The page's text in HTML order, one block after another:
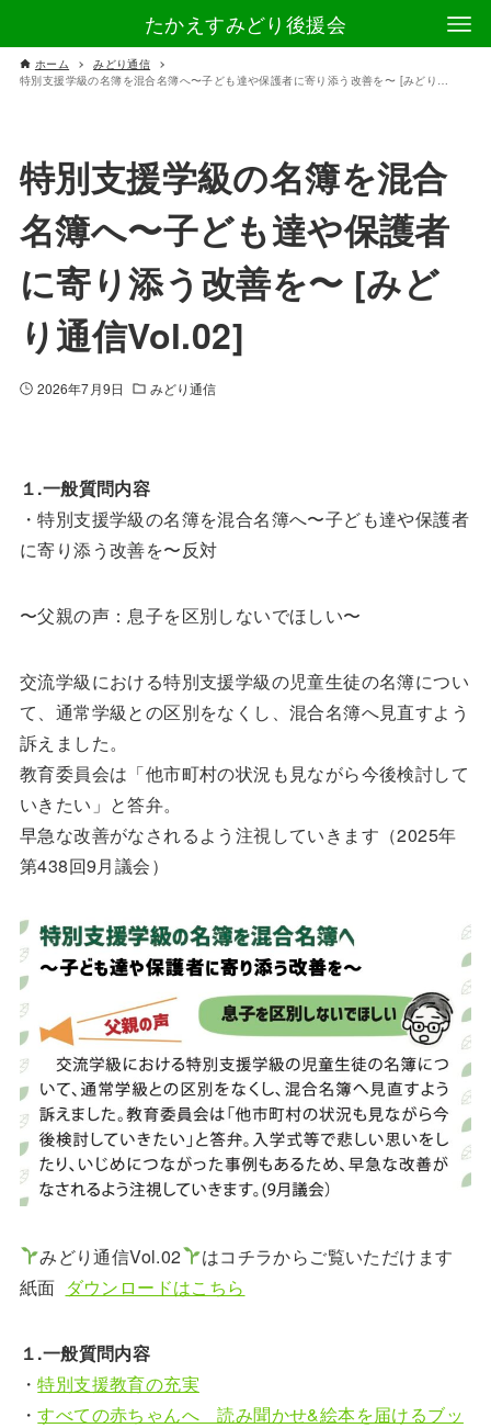
たかえすみどり後援会
ホーム
みどり通信
特別支援学級の名簿を混合名簿へ〜子ども達や保護者に寄り添う改善を〜 [みどり通信Vol.02]
特別支援学級の名簿を混合
名簿へ〜子ども達や保護者
に寄り添う改善を〜 [みど
り通信Vol.02]
2026年7月9日 みどり通信
１.一般質問内容
・特別支援学級の名簿を混合名簿へ〜子ども達や保護者
に寄り添う改善を〜反対
〜父親の声：息子を区別しないでほしい〜
交流学級における特別支援学級の児童生徒の名簿につい
て、通常学級との区別をなくし、混合名簿へ見直すよう
訴えました。
教育委員会は「他市町村の状況も見ながら今後検討して
いきたい」と答弁。
早急な改善がなされるよう注視していきます（2025年
第438回9月議会）
みどり通信Vol.02
はコチラからご覧いただけます
紙面 ダウンロードはこちら
１.一般質問内容
・特別支援教育の充実
・すべての赤ちゃんへ 読み聞かせ&絵本を届けるブッ